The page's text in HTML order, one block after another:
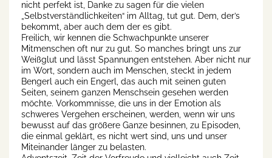
nicht perfekt ist, Danke zu sagen für die vielen
„Selbstverständlichkeiten“ im Alltag, tut gut. Dem, der’s
bekommt, aber auch dem der es gibt.
Freilich, wir kennen die Schwachpunkte unserer
Mitmenschen oft nur zu gut. So manches bringt uns zur
Weißglut und lässt Spannungen entstehen. Aber nicht nur
im Wort, sondern auch im Menschen, steckt in jedem
Bengerl auch ein Engerl, das auch mit seinen guten
Seiten, seinem ganzen Menschsein gesehen werden
möchte. Vorkommnisse, die uns in der Emotion als
schweres Vergehen erscheinen, werden, wenn wir uns
bewusst auf das größere Ganze besinnen, zu Episoden,
die einmal geklärt, es nicht wert sind, uns und unser
Miteinander länger zu belasten.